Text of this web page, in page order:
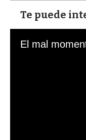
Te puede